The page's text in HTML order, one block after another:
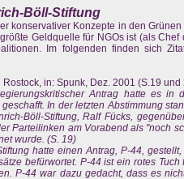
Böll-Stiftung
konservativer Konzepte in den
Geldquelle für NGOs ist (als Chef
Im folgenden finden sich
in: Spunk, Dez. 2001 (S.19 und
Antrag hatte es in
In der letzten Abstimmung
Böll-Stiftung, Ralf Fücks,
Parteilinken am Vorabend als "noch
wurde. (S. 19)
hatte einen Antrag, P-44,
befürwortet. P-44 ist ein rotes
P-44 war dazu gedacht, dass es